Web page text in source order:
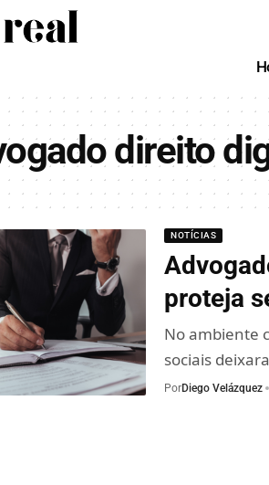
direito
NOTÍCIAS
proteja
No ambiente
sociais
PorDiego Velázquez